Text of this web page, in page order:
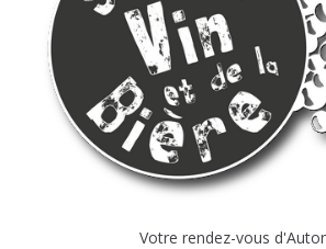
Votre rendez-vous